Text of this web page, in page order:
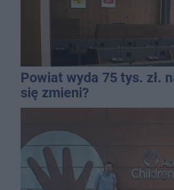
Powiat wyda 75 tys. zł.
się zmieni?